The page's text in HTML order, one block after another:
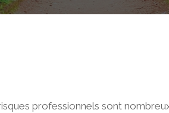
professionnels sont